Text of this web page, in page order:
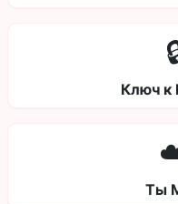
Ключ к
Ты